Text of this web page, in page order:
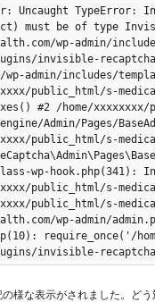
Uncaught TypeError:
must be of type
wp-admin/
invisible-recaptcha/
wp-admin/includes/
public_html/s-
#2 /home/
Admin/Pages/
public_html/s-
wp-hook.php(341):
public_html/s-
public_html/s-
wp-admin/
require_once('/
invisible-recaptcha/
様な表示がされました。ど